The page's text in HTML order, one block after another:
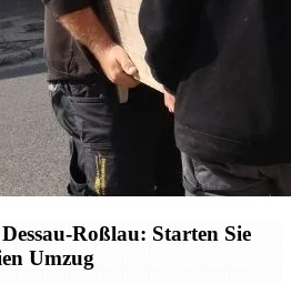
Roßlau: Starten Sie
Umzug